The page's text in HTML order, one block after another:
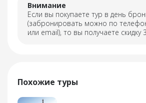
Внимание
Если вы покупаете тур в день
(забронировать можно по
или email), то вы получаете скидку
Похожие туры